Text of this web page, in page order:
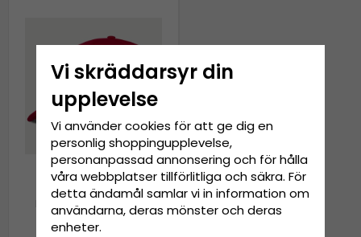
Keps - Alpinestars Corp
Snap 2 Cap (röd/vit)
Vi skräddarsyr din
upplevelse
Vi använder cookies för att ge dig en
personlig shoppingupplevelse,
personanpassad annonsering och för hålla
våra webbplatser tillförlitliga och säkra. För
detta ändamål samlar vi in information om
användarna, deras mönster och deras
enheter.